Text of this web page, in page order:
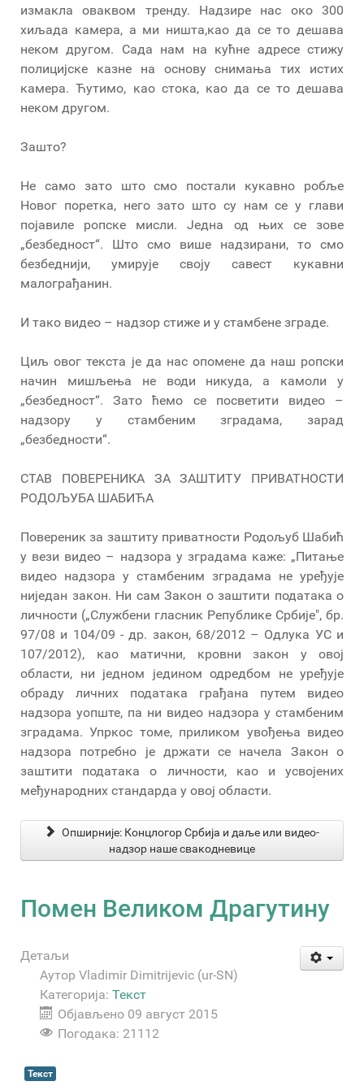
измакла оваквом тренду. Надзире нас око 300
хиљада камера, а ми ништа,као да се то дешава
неком другом. Сада нам на кућне адресе стижу
полицијске казне на основу снимања тих истих
камера. Ћутимо, као стока, као да се то дешава
неком другом.
Зашто?
Не само зато што смо постали кукавно робље
Новог поретка, него зато што су нам се у глави
појавиле ропске мисли. Једна од њих се зове
„безбедност“. Што смо више надзирани, то смо
безбеднији, умирује своју савест кукавни
малограђанин.
И тако видео – надзор стиже и у стамбене зграде.
Циљ овог текста је да нас опомене да наш ропски
начин мишљења не води никуда, а камоли у
„безбедност“. Зато ћемо се посветити видео –
надзору у стамбеним зградама, зарад
„безбедности“.
СТАВ ПОВЕРЕНИКА ЗА ЗАШТИТУ ПРИВАТНОСТИ
РОДОЉУБА ШАБИЋА
Повереник за заштиту приватности Родољуб Шабић
у вези видео – надзора у зградама каже: „Питање
видео надзора у стамбеним зградама не уређује
ниједан закон. Ни сам Закон о заштити података о
личности („Службени гласник Републике Србије", бр.
97/08 и 104/09 - др. закон, 68/2012 – Одлука УС и
107/2012), као матични, кровни закон у овој
области, ни једном једином одредбом не уређује
обраду личних података грађана путем видео
надзора уопште, па ни видео надзора у стамбеним
зградама. Упркос томе, приликом увођења видео
надзора потребно је држати се начела Закон о
заштити података о личности, као и усвојених
међународних стандарда у овој области.
Опширније: Концлогор Србија и даље или видео-
надзор наше свакодневице
Помен Великом Драгутину
Детаљи
Аутор Vladimir Dimitrijevic (ur-SN)
Категорија: Текст
Објављено 09 август 2015
Погодака: 21112
Текст